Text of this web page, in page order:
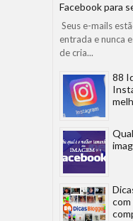
Facebook para
Seus e-mails
entrada e nunca
de cria...
88